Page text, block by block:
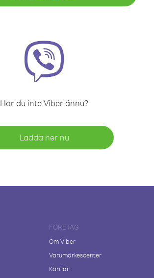
Har du inte Viber ännu?
Ladda ner nu
FÖRETAG
Om Viber
Varumärkescenter
Karriär